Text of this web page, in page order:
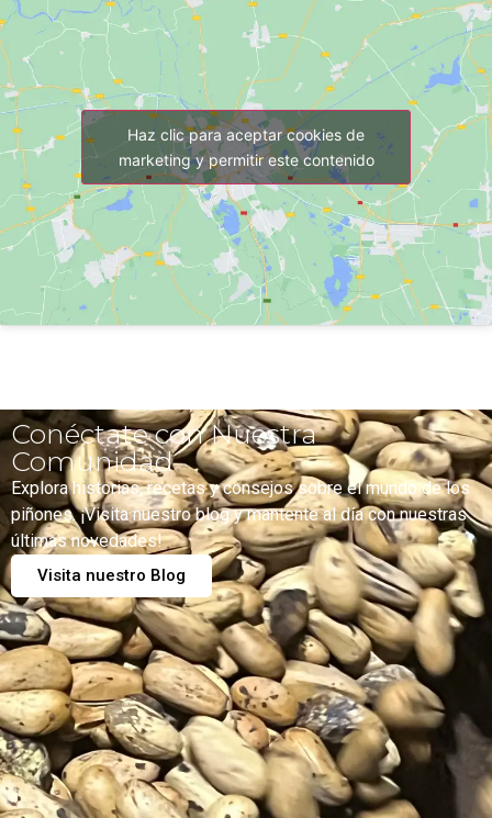
Haz clic para aceptar cookies de
marketing y permitir este contenido
Conéctate con Nuestra
Comunidad
Explora historias, recetas y consejos sobre el mundo de los
piñones. ¡Visita nuestro blog y mantente al día con nuestras
últimas novedades!
Visita nuestro Blog